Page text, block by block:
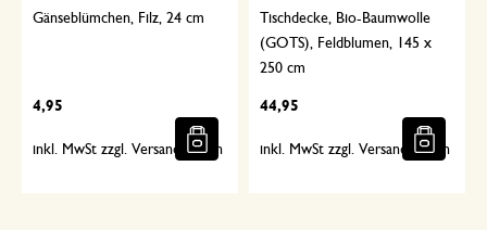
Gänseblümchen, Filz, 24 cm
4,95
inkl. MwSt zzgl. Versandkosten
Tischdecke, Bio-Baumwolle
(GOTS), Feldblumen, 145 x
250 cm
44,95
inkl. MwSt zzgl. Versandkosten